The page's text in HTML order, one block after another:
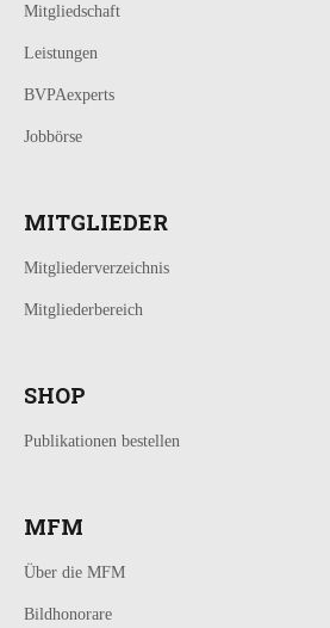
Mitgliedschaft
Leistungen
BVPAexperts
Jobbörse
MITGLIEDER
Mitgliederverzeichnis
Mitgliederbereich
SHOP
Publikationen bestellen
MFM
Über die MFM
Bildhonorare